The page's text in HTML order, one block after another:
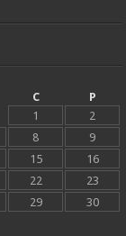
C
P
1
2
8
9
15
16
22
23
29
30